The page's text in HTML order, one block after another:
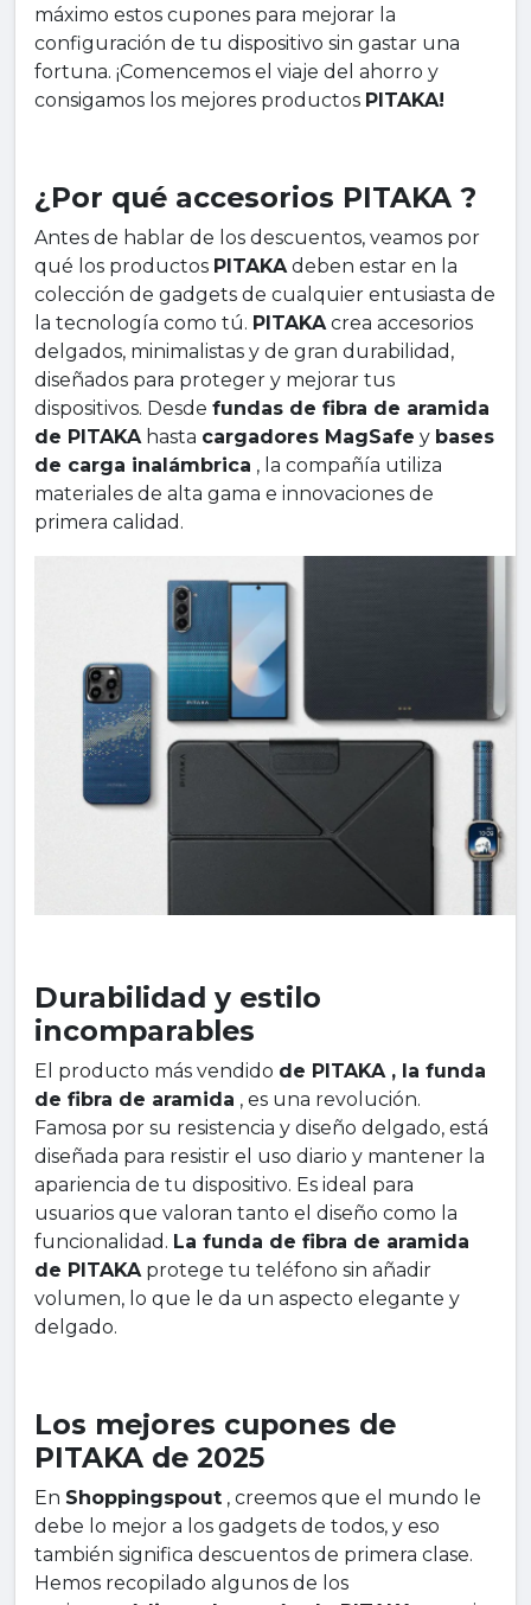
máximo estos cupones para mejorar la
configuración de tu dispositivo sin gastar una
fortuna. ¡Comencemos el viaje del ahorro y
consigamos los mejores productos PITAKA!
¿Por qué accesorios PITAKA ?
Antes de hablar de los descuentos, veamos por
qué los productos PITAKAdeben estar en la
colección de gadgets de cualquier entusiasta de
la tecnología como tú. PITAKAcrea accesorios
delgados, minimalistas y de gran durabilidad,
diseñados para proteger y mejorar tus
dispositivos. Desde fundas de fibra de aramida
de PITAKAhasta cargadores MagSafe y bases
de carga inalámbrica , la compañía utiliza
materiales de alta gama e innovaciones de
primera calidad.
Durabilidad y estilo
incomparables
El producto más vendido de PITAKA , la funda
de fibra de aramida , es una revolución.
Famosa por su resistencia y diseño delgado, está
diseñada para resistir el uso diario y mantener la
apariencia de tu dispositivo. Es ideal para
usuarios que valoran tanto el diseño como la
funcionalidad. La funda de fibra de aramida
de PITAKAprotege tu teléfono sin añadir
volumen, lo que le da un aspecto elegante y
delgado.
Los mejores cupones de
PITAKA de 2025
En Shoppingspout , creemos que el mundo le
debe lo mejor a los gadgets de todos, y eso
también significa descuentos de primera clase.
Hemos recopilado algunos de los